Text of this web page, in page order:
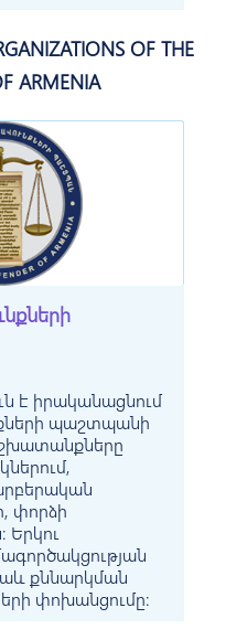
OF THE
ARMENIA
է իրականացնում
պաշտպանի
փորձի
Երկու
քննարկման
փոխանցումը: